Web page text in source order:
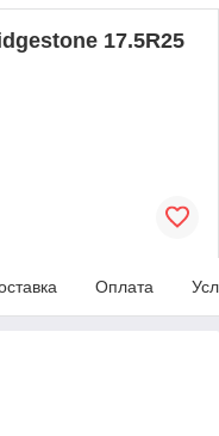
17.5R25
Оплата